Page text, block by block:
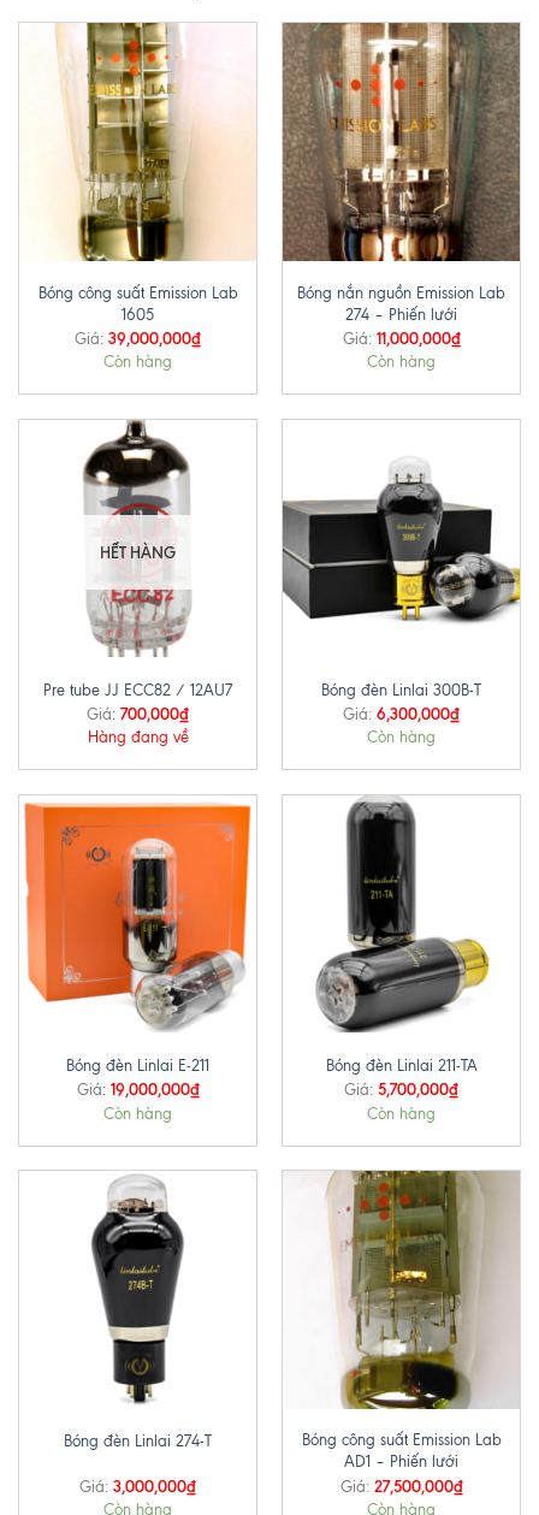
Bóng công suất Emission Lab
1605
Giá: 39,000,000₫
Còn hàng
Bóng nắn nguồn Emission Lab
274 – Phiến lưới
Giá: 11,000,000₫
Còn hàng
HẾT HÀNG
Pre tube JJ ECC82 / 12AU7
Giá: 700,000₫
Hàng đang về
Bóng đèn Linlai 300B-T
Giá: 6,300,000₫
Còn hàng
Bóng đèn Linlai E-211
Giá: 19,000,000₫
Còn hàng
Bóng đèn Linlai 211-TA
Giá: 5,700,000₫
Còn hàng
Bóng đèn Linlai 274-T
Giá: 3,000,000₫
Còn hàng
Bóng công suất Emission Lab
AD1 – Phiến lưới
Giá: 27,500,000₫
Còn hàng